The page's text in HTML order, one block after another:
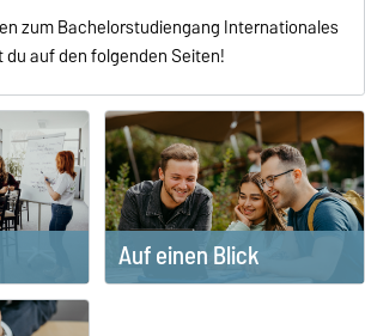
zum Bachelorstudiengang Internationales
auf den folgenden Seiten!
Auf einen Blick